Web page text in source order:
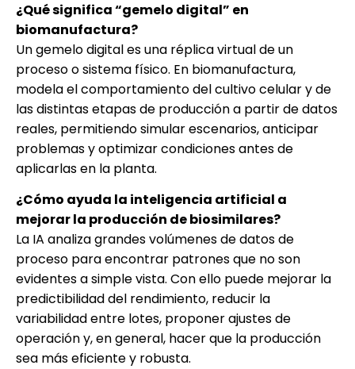
¿Qué significa “gemelo digital” en
biomanufactura?
Un gemelo digital es una réplica virtual de un
proceso o sistema físico. En biomanufactura,
modela el comportamiento del cultivo celular y de
las distintas etapas de producción a partir de datos
reales, permitiendo simular escenarios, anticipar
problemas y optimizar condiciones antes de
aplicarlas en la planta.
¿Cómo ayuda la inteligencia artificial a
mejorar la producción de biosimilares?
La IA analiza grandes volúmenes de datos de
proceso para encontrar patrones que no son
evidentes a simple vista. Con ello puede mejorar la
predictibilidad del rendimiento, reducir la
variabilidad entre lotes, proponer ajustes de
operación y, en general, hacer que la producción
sea más eficiente y robusta.